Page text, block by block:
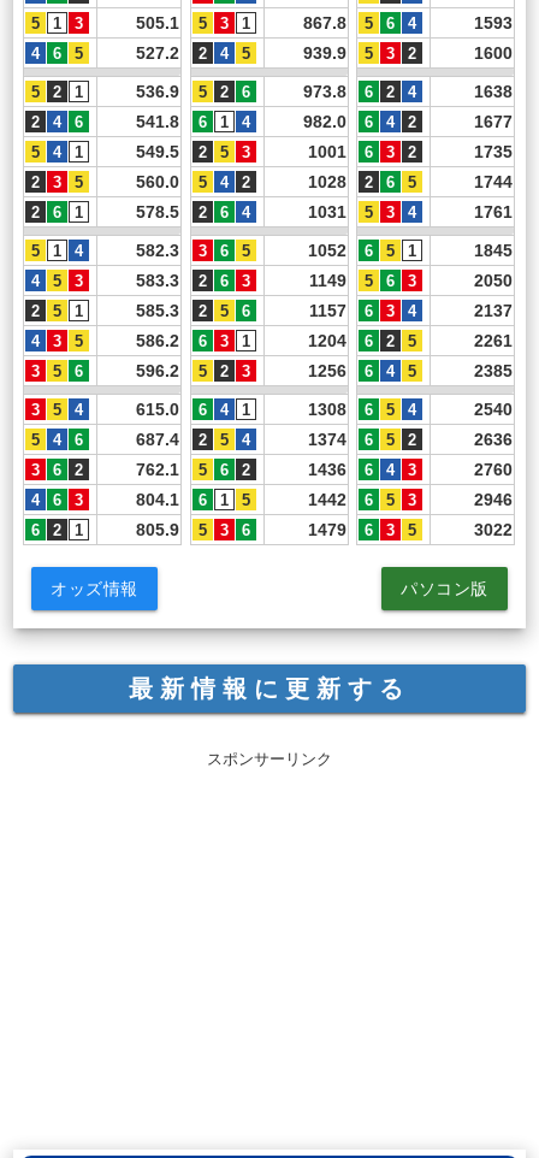
505.1
527.2
536.9
541.8
549.5
560.0
578.5
582.3
583.3
585.3
586.2
596.2
615.0
687.4
762.1
804.1
805.9
867.8
939.9
973.8
982.0
1001
1028
1031
1052
1149
1157
1204
1256
1308
1374
1436
1442
1479
1593
1600
1638
1677
1735
1744
1761
1845
2050
2137
2261
2385
2540
2636
2760
2946
3022
オッズ情報 パソコン版
最新情報に更新する
スポンサーリンク